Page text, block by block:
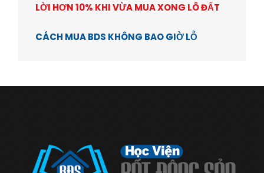
LỜI HƠN 10% KHI VỪA MUA XONG LÔ ĐẤT
CÁCH MUA BDS KHÔNG BAO GIỜ LỖ